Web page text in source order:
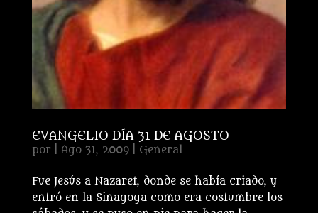
EVANGELIO DÍA 31 DE AGOSTO
por Ago 31, 2009| General
Fue Jesús a Nazaret, donde se había criado, y
entró en la Sinagoga como era costumbre los